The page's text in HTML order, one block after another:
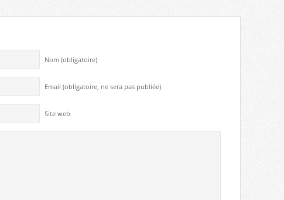
Nom (obligatoire)
Email (obligatoire, ne sera pas publiée)
Site web